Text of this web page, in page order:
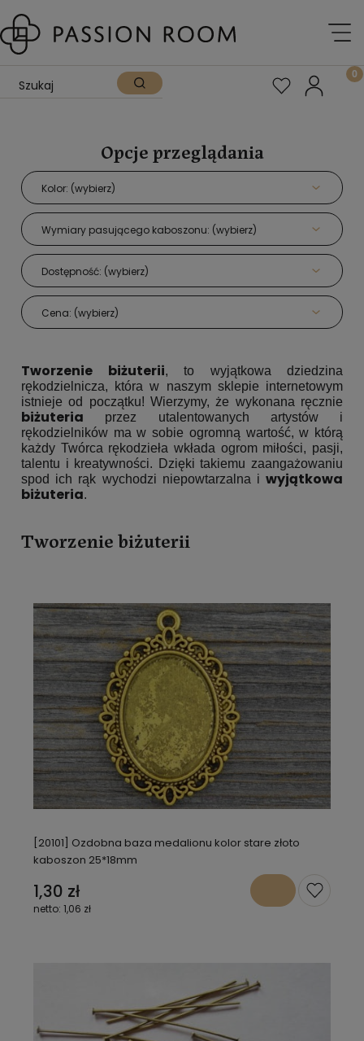
Opcje przeglądania
Kolor: (wybierz)
Wymiary pasującego kaboszonu: (wybierz)
Dostępność: (wybierz)
Cena: (wybierz)
Tworzenie biżuterii, to wyjątkowa dziedzina
rękodzielnicza, która w naszym sklepie internetowym
istnieje od początku! Wierzymy, że wykonana ręcznie
biżuteria przez utalentowanych artystów i
rękodzielników ma w sobie ogromną wartość, w którą
każdy Twórca rękodzieła wkłada ogrom miłości, pasji,
talentu i kreatywności. Dzięki takiemu zaangażowaniu
spod ich rąk wychodzi niepowtarzalna i wyjątkowa
biżuteria.
Tworzenie biżuterii
[20101] Ozdobna baza medalionu kolor stare złoto
kaboszon 25*18mm
1,30 zł
1,06 zł